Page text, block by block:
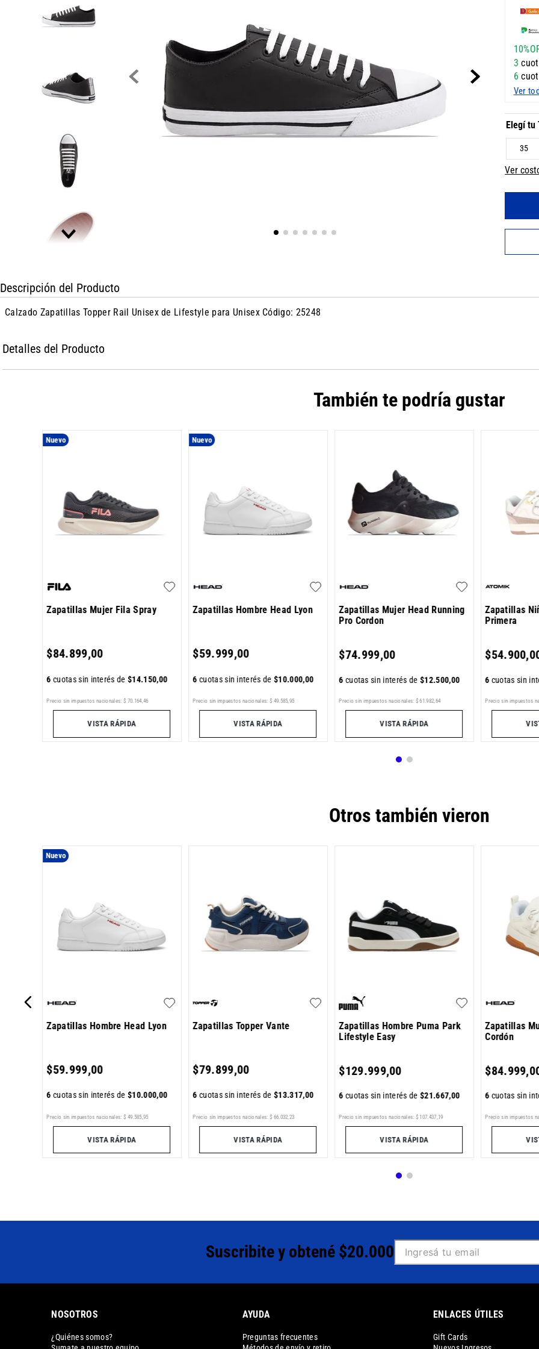
3
6
Ver
35
Ver
Descripción del Producto
Calzado Zapatillas Topper Rail Unisex de Lifestyle para Unisex Código: 25248
Detalles del Producto
También te podría gustar
Nuevo
Zapatillas Mujer Fila Spray
$84.899,00
6cuotas sin interés de$14.150,00
Precio sin impuestos nacionales: $ 70. 164,46
VISTA RÁPIDA
Nuevo
Zapatillas Hombre Head Lyon
$59.999,00
6cuotas sin interés de$10.000,00
Precio sin impuestos nacionales: $ 49.585,95
VISTA RÁPIDA
Zapatillas Mujer Head Running
Pro Cordon
$74.999,00
6cuotas sin interés de$12.500,00
Precio sin impuestos nacionales: $ 61 .982,64
VISTA RÁPIDA
Zapatillas
Primera
$54.900,
6cuotas sin
Precio sin impuestos
Otros también vieron
Nuevo
Zapatillas Hombre Head Lyon
$59.999,00
6cuotas sin interés de$10.000,00
Precio sin impuestos nacionales: $ 49 585 ,95
VISTA RÁPIDA
Zapatillas Topper Vante
$79.899,00
6cuotas sin interés de$13.317,00
Precio sin impuestos nacionales: $ 66 032 23
VISTA RÁPIDA
Zapatillas Hombre Puma Park
Lifestyle Easy
$129.999,00
6cuotas sin interés de$21.667,00
Precio sin impuestos nacionales: $ 107 437 19
VISTA RÁPIDA
Zapatillas
Cordón
$84.999,
6cuotas sin
Precio sin impuestos
Suscribite y obtené $20.000
NOSOTROS
¿Quiénes somos?
AYUDA
Preguntas frecuentes
ENLACES ÚTILES
Gift Cards